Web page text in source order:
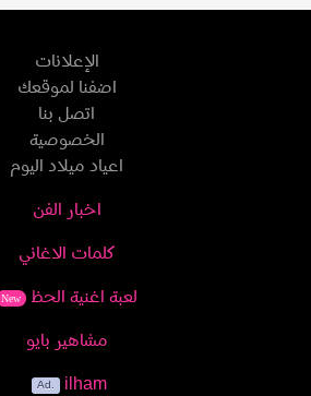
الإعلانات
اضفنا لموقعك
اتصل بنا
الخصوصية
اعياد ميلاد اليوم
اخبار الفن
كلمات الاغاني
لعبة اغنية الحظ New
مشاهير بايو
ilham